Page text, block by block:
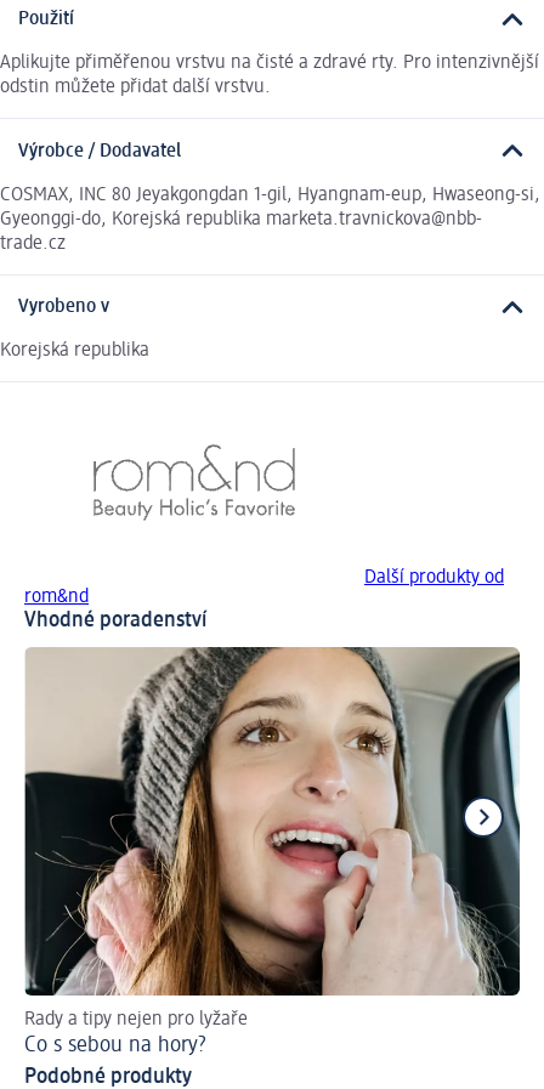
Použití
Aplikujte přiměřenou vrstvu na čisté a zdravé rty. Pro intenzivnější
odstin můžete přidat další vrstvu.
Výrobce / Dodavatel
COSMAX, INC 80 Jeyakgongdan 1-gil, Hyangnam-eup, Hwaseong-si,
Gyeonggi-do, Korejská republika marketa.travnickova@nbb-
trade.cz
Vyrobeno v
Korejská republika
Další produkty od
rom&nd
Vhodné poradenství
Rady a tipy nejen pro lyžaře
Co s sebou na hory?
Podobné produkty